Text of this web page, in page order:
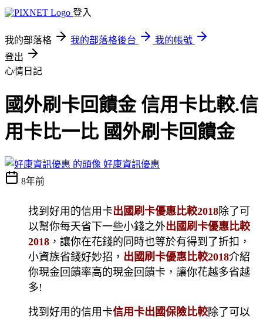
登入
我的部落格 我的部落格後台
我的帳號
登出
心情日記
國外刷卡回饋金 信用卡比較.信
用卡比一比 國外刷卡回饋金
好康資訊優惠
8年前
找到好用的信用卡出國刷卡優惠比較2018除了可
以幫你每天省下一些小錢之外出國刷卡優惠比較
2018 ，讓你在花錢的同時也等於有得到了折扣，
小資族省錢好妙招， 出國刷卡優惠比較2018介紹
你現金回饋率高的現金回饋卡，讓你花越多省越
多!
找到好用的信用卡信用卡出國保險比較除了可以